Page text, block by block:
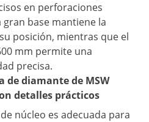
en perforaciones
gran base mantiene la
posición, mientras que el
mm permite una
precisa.
de diamante de MSW
detalles prácticos
núcleo es adecuada para